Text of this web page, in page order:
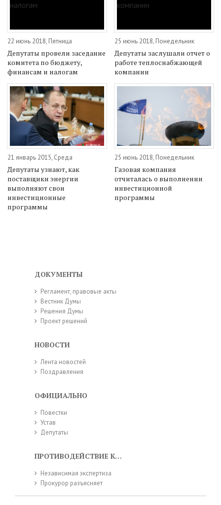
22 июнь 2018, Пятница
Депутаты провели заседание
комитета по бюджету,
финансам и налогам
25 июнь 2018, Понедельник
Депутаты заслушали отчет о
работе теплоснабжающей
компании
21 январь 2015, Среда
Депутаты узнают, как
поставщики энергии
выполняют свои
инвестиционные
программы
25 июнь 2018, Понедельник
Газовая компания
отчиталась о выполнении
инвестиционной
программы
ДОКУМЕНТЫ
Регламент, правовые акты
Вестник Думы
Решения Думы
Проект решений
НОВОСТИ
Лента новостей
Поздравления
ОФИЦИАЛЬНО
Повестки
Устав
Депутаты
ПРОТИВОДЕЙСТВИЕ КОРРУПЦИИ
Независимая экспертиза
Прокурор разъясняет